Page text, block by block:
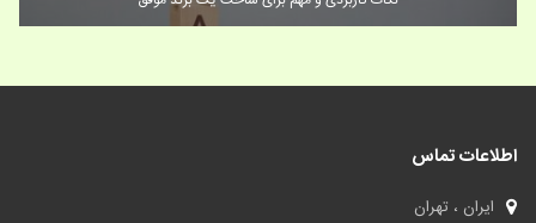
اطلاعات تماس
ایران ، تهران